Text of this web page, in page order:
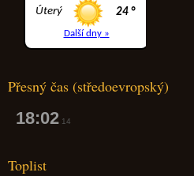
Přesný čas (středoevropský)
18:02 14
Toplist